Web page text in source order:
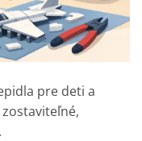
pre deti a